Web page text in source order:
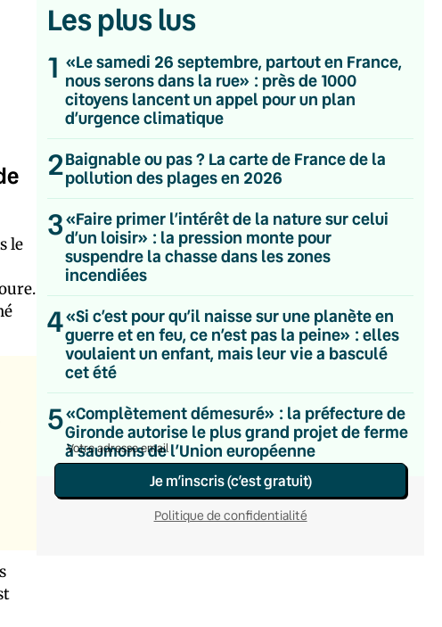
le
Les plus lus
1 «Le samedi 26 septembre, partout en France,
nous serons dans la rue» : près de 1000
citoyens lancent un appel pour un plan
d’urgence climatique
2Baignable ou pas ? La carte de France de la
pollution des plages en 2026
3«Faire primer l’intérêt de la nature sur celui
d’un loisir» : la pression monte pour
suspendre la chasse dans les zones
incendiées
4«Si c’est pour qu’il naisse sur une planète en
guerre et en feu, ce n’est pas la peine» : elles
voulaient un enfant, mais leur vie a basculé
cet été
5«Complètement démesuré» : la préfecture de
Gironde autorise le plus grand projet de ferme
à saumons de l’Union européenne
💌 Inscrivez-vous à nos newsletters
Quotidienne
Du lundi au vendredi
Hebdomadaire
Le samedi
Chaleurs Actuelles
Une fois par mois
C’était Mieux Après
Occasionnelle
Je m’inscris (c’est gratuit)
Politique de confidentialité